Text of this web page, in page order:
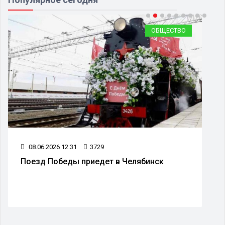
ОБЩЕСТВО
08.06.2026 12:31 3729
Поезд Победы приедет в Челябинск